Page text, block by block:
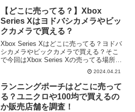
【どこに売ってる？】Xbox
Series Xはヨドバシカメラやビッ
クカメラで買える？
Xbox Series Xはどこに売ってる？ヨドバ
シカメラやビックカメラで買える？そこ
で今回はXbox Series Xの売ってる場所を
2024.04.21
ランニングポーチはどこに売って
る？ユニクロや100均で買えるの
か販売店舗を調査！